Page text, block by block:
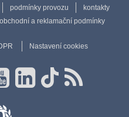
podmínky provozu
kontakty
obchodní a reklamační podmínky
Nastavení cookies